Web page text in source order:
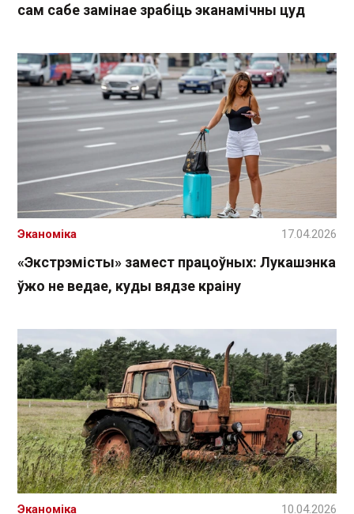
сам сабе замінае зрабіць эканамічны цуд
«Экстрэмісты» замест працоўных: Лукашэнка
ўжо не ведае, куды вядзе краіну
Эканоміка 17.04.2026
Эканоміка 10.04.2026